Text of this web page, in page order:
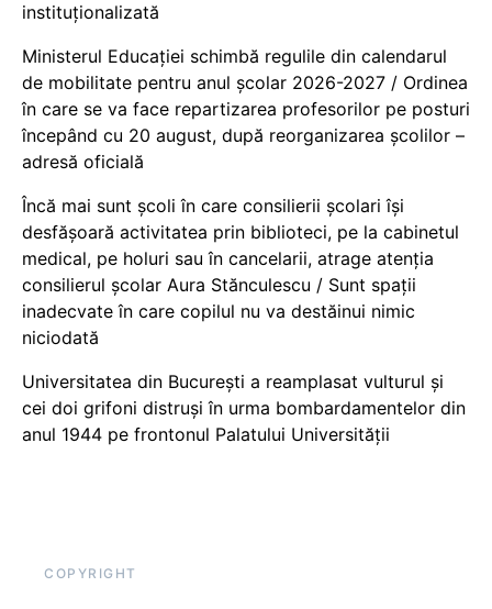
instituționalizată
Ministerul Educației schimbă regulile din calendarul
de mobilitate pentru anul școlar 2026-2027 / Ordinea
în care se va face repartizarea profesorilor pe posturi
începând cu 20 august, după reorganizarea școlilor –
adresă oficială
Încă mai sunt școli în care consilierii școlari își
desfășoară activitatea prin biblioteci, pe la cabinetul
medical, pe holuri sau în cancelarii, atrage atenția
consilierul școlar Aura Stănculescu / Sunt spații
inadecvate în care copilul nu va destăinui nimic
niciodată
Universitatea din București a reamplasat vulturul și
cei doi grifoni distruși în urma bombardamentelor din
anul 1944 pe frontonul Palatului Universității
COPYRIGHT